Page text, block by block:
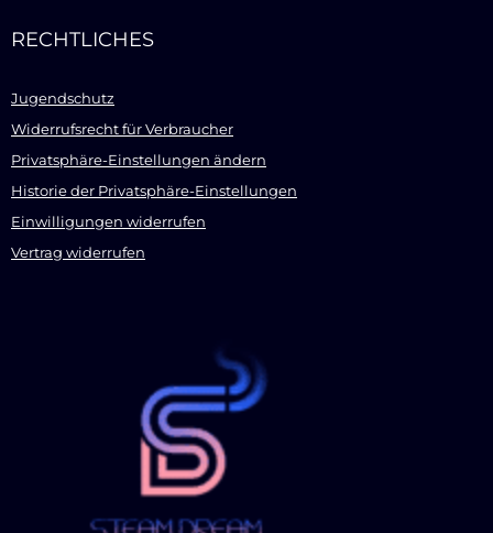
RECHTLICHES
Jugendschutz
Widerrufsrecht für Verbraucher
Privatsphäre-Einstellungen ändern
Historie der Privatsphäre-Einstellungen
Einwilligungen widerrufen
Vertrag widerrufen